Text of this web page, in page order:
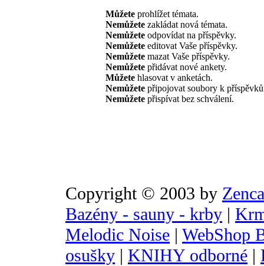
Můžete prohlížet témata.
Nemůžete zakládat nová témata.
Nemůžete odpovídat na příspěvky.
Nemůžete editovat Vaše příspěvky.
Nemůžete mazat Vaše příspěvky.
Nemůžete přidávat nové ankety.
Můžete hlasovat v anketách.
Nemůžete připojovat soubory k
Nemůžete přispívat bez schválení.
Copyright © 2003 by
Bazény - sauny - krby |
Melodic Noise | WebShop
osušky | KNIHY odborné |